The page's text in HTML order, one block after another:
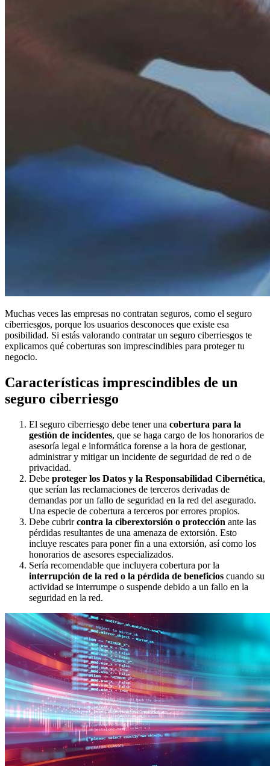
Muchas veces las empresas no contratan seguros, como el seguro
ciberriesgos, porque los usuarios desconoces que existe esa
posibilidad. Si estás valorando contratar un seguro ciberriesgos te
explicamos qué coberturas son imprescindibles para proteger tu
negocio.
Características imprescindibles de un
seguro ciberriesgo
El seguro ciberriesgo debe tener una cobertura para la
gestión de incidentes, que se haga cargo de los honorarios de
asesoría legal e informática forense a la hora de gestionar,
administrar y mitigar un incidente de seguridad de red o de
privacidad.
Debe proteger los Datos y la Responsabilidad Cibernética,
que serían las reclamaciones de terceros derivadas de
demandas por un fallo de seguridad en la red del asegurado.
Una especie de cobertura a terceros por errores propios.
Debe cubrircontra la ciberextorsión o protección ante las
pérdidas resultantes de una amenaza de extorsión. Esto
incluye rescates para poner fin a una extorsión, así como los
honorarios de asesores especializados.
Sería recomendable que incluyera cobertura por la
interrupción de la red o la pérdida de beneficios cuando su
actividad se interrumpe o suspende debido a un fallo en la
seguridad en la red.